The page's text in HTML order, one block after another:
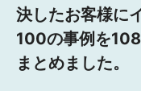
決したお客様に
100の事例を
まとめました。